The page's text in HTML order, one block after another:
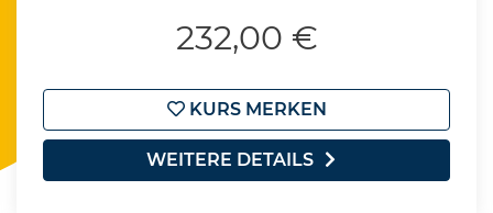
232,00 €
KURS MERKEN
WEITERE DETAILS